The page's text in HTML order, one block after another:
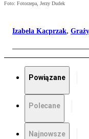
Foto: Fotorzepa, Jerzy Dudek
Izabela Kacprzak,
Powiązane
Polecane
Najnowsze